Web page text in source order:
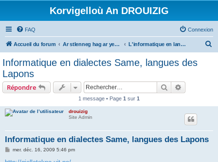
Korvigelloù An DROUIZIG
FAQ Connexion
Accueil du forum Ar stlenneg hag ar yezhoù bihan er bed a-bezh L'informatique en langues régionales et minoritaires
Informatique en dialectes Same, langues des
Lapons
Répondre Rechercher
1 message • Page 1 sur 1
drouizig
Site Admin
Informatique en dialectes Same, langues des Lapons
M
s
mer. déc. 16, 2009 5:46 pm